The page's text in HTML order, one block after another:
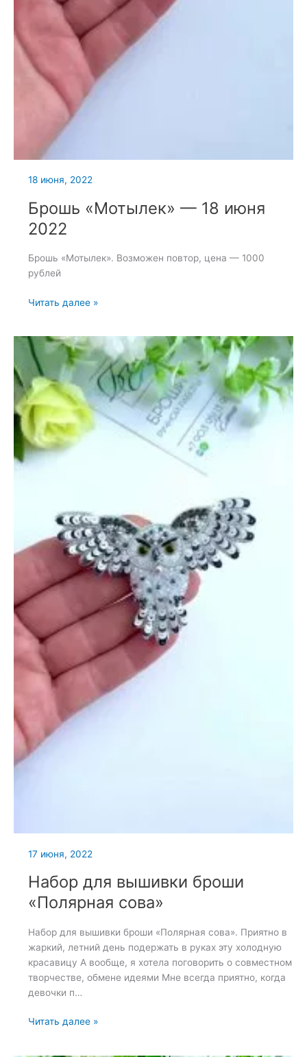
18 июня, 2022
Брошь «Мотылек» — 18 июня
2022
Брошь «Мотылек». Возможен повтор, цена — 1000
рублей
Брошь
18
июня
2022
Читать далее »
17 июня, 2022
Набор для вышивки броши
«Полярная сова»
Набор для вышивки броши «Полярная сова». Приятно в
жаркий, летний день подержать в руках эту холодную
красавицу А вообще, я хотела поговорить о совместном
творчестве, обмене идеями Мне всегда приятно, когда
девочки п…
Набор
Читать далее »